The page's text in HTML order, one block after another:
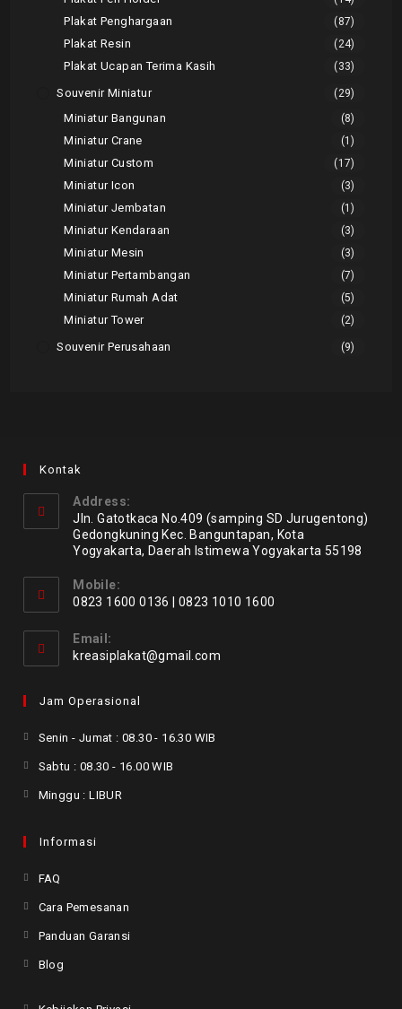
Plakat Penghargaan (87)
Plakat Resin (24)
Plakat Ucapan Terima Kasih (33)
Souvenir Miniatur (29)
Miniatur Bangunan (8)
Miniatur Crane (1)
Miniatur Custom (17)
Miniatur Icon (3)
Miniatur Jembatan (1)
Miniatur Kendaraan (3)
Miniatur Mesin (3)
Miniatur Pertambangan (7)
Miniatur Rumah Adat (5)
Miniatur Tower (2)
Souvenir Perusahaan (9)
Kontak
Address:
Jln. Gatotkaca No.409 (samping SD Jurugentong)
Gedongkuning Kec. Banguntapan, Kota
Yogyakarta, Daerah Istimewa Yogyakarta 55198
Mobile:
0823 1600 0136 | 0823 1010 1600
Email:
kreasiplakat@gmail.com
Jam Operasional
Senin - Jumat : 08.30 - 16.30 WIB
Sabtu : 08.30 - 16.00 WIB
Minggu : LIBUR
Informasi
FAQ
Cara Pemesanan
Panduan Garansi
Blog